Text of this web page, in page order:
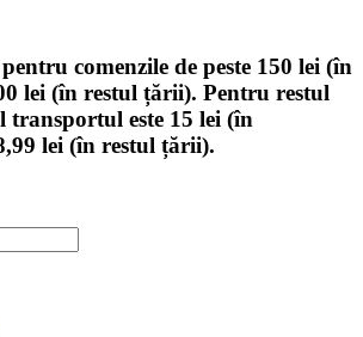
comenzile de peste 150 lei (în
lei (în restul țării). Pentru restul
transportul este 15 lei (în
lei (în restul țării).